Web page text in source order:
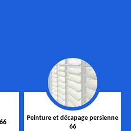
Peinture et décapage persienne
66